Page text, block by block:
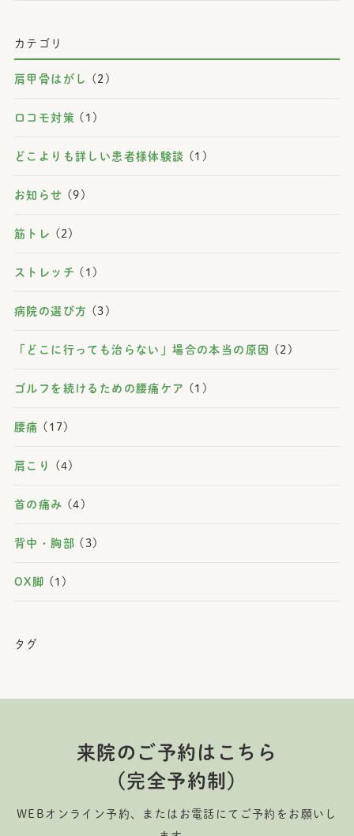
カテゴリ
肩甲骨はがし (2)
ロコモ対策 (1)
どこよりも詳しい患者様体験談 (1)
お知らせ (9)
筋トレ (2)
ストレッチ (1)
病院の選び方 (3)
「どこに行っても治らない」場合の本当の原因 (2)
ゴルフを続けるための腰痛ケア (1)
腰痛 (17)
肩こり (4)
首の痛み (4)
背中・胸部 (3)
OX脚 (1)
タグ
来院のご予約はこちら
（完全予約制）
WEBオンライン予約、またはお電話にてご予約をお願いし